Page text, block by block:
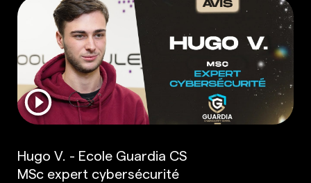
Hugo V. - Ecole Guardia CS
MSc expert cybersécurité